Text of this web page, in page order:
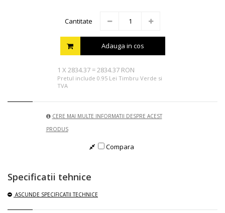
Cantitate
Adauga in cos
1 X 2834.37 =2834.37 RON
Pretul include 0.95 Lei Timbru Verde si
TVA
CERE MAI MULTE INFORMATII DESPRE ACEST
PRODUS
Compara
Specificatii tehnice
ASCUNDE SPECIFICATII TECHNICE